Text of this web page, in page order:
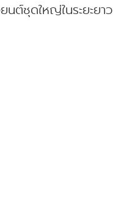
นต์ชุดใหญ่ในระยะยาว